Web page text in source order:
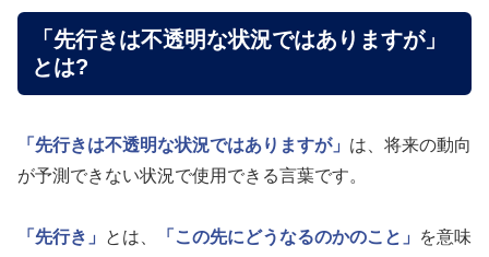
「先行きは不透明な状況ではありますが」
とは?
「先行きは不透明な状況ではありますが」 は、将来の動向
が予測できない状況で使用できる言葉です。
「先行き」 とは、 「この先にどうなるのかのこと」
を意味